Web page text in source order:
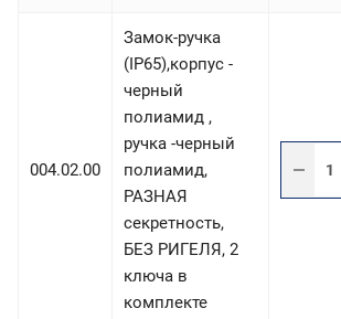
004.02.00
Замок-ручка
(IP65),корпус -
черный
полиамид ,
ручка -черный
полиамид,
РАЗНАЯ
секретность,
БЕЗ РИГЕЛЯ, 2
ключа в
комплекте